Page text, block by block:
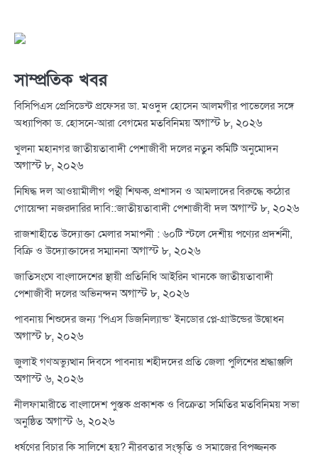
সাম্প্রতিক খবর
বিসিপিএস প্রেসিডেন্ট প্রফেসর ডা. মওদুদ হোসেন আলমগীর পাভেলের সঙ্গে
অধ্যাপিকা ড. হোসনে-আরা বেগমের মতবিনিময় অগাস্ট ৮, ২০২৬
খুলনা মহানগর জাতীয়তাবাদী পেশাজীবী দলের নতুন কমিটি অনুমোদন
অগাস্ট ৮, ২০২৬
নিষিদ্ধ দল আওয়ামীলীগ পন্থী শিক্ষক, প্রশাসন ও আমলাদের বিরুদ্ধে কঠোর
গোয়েন্দা নজরদারির দাবি::জাতীয়তাবাদী পেশাজীবী দল অগাস্ট ৮, ২০২৬
রাজশাহীতে উদ্যোক্তা মেলার সমাপনী : ৬০টি স্টলে দেশীয় পণ্যের প্রদর্শনী,
বিক্রি ও উদ্যোক্তাদের সম্মাননা অগাস্ট ৮, ২০২৬
জাতিসংঘে বাংলাদেশের স্থায়ী প্রতিনিধি আইরিন খানকে জাতীয়তাবাদী
পেশাজীবী দলের অভিনন্দন অগাস্ট ৮, ২০২৬
পাবনায় শিশুদের জন্য ‘পিএস ডিজনিল্যান্ড’ ইনডোর প্লে-গ্রাউন্ডের উদ্বোধন
অগাস্ট ৮, ২০২৬
জুলাই গণঅভ্যুত্থান দিবসে পাবনায় শহীদদের প্রতি জেলা পুলিশের শ্রদ্ধাঞ্জলি
অগাস্ট ৬, ২০২৬
নীলফামারীতে বাংলাদেশ পুস্তক প্রকাশক ও বিক্রেতা সমিতির মতবিনিময় সভা
অনুষ্ঠিত অগাস্ট ৬, ২০২৬
ধর্ষণের বিচার কি সালিশে হয়? নীরবতার সংস্কৃতি ও সমাজের বিপজ্জনক